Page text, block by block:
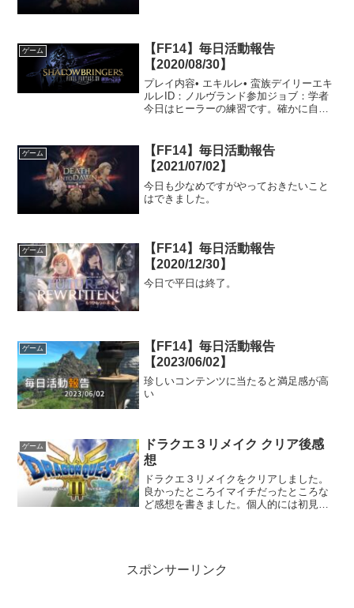
ゲーム
【FF14】毎日活動報告
【2020/08/30】
プレイ内容• エキルレ• 蛮族デイリーエキ
ルレID：ノルヴランド参加ジョブ：学者
今日はヒーラーの練習です。確かに自分
装備の方を拝見してみると、なんと防具
以外のILが440...
ゲーム
【FF14】毎日活動報告
【2021/07/02】
今日も少なめですがやっておきたいこと
はできました。
ゲーム
【FF14】毎日活動報告
【2020/12/30】
今日で平日は終了。
ゲーム
【FF14】毎日活動報告
【2023/06/02】
珍しいコンテンツに当たると満足感が高
い
ゲーム
ドラクエ３リメイク クリア後感
想
ドラクエ３リメイクをクリアしました。
良かったところイマイチだったところな
ど感想を書きました。個人的には初見な
スポンサーリンク